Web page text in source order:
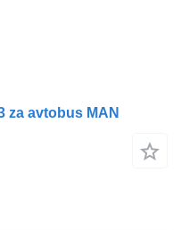
za avtobus MAN